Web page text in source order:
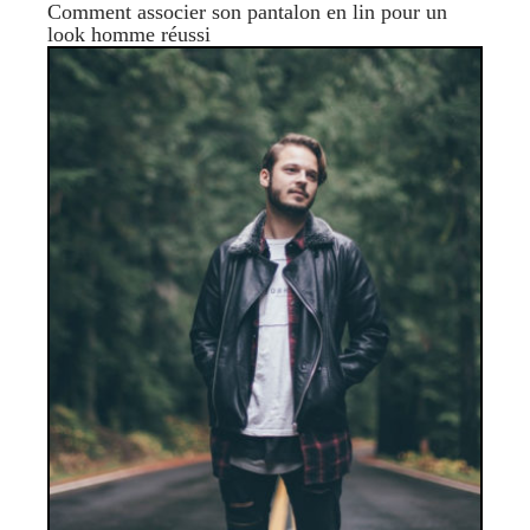
Comment associer son pantalon en lin pour un
look homme réussi